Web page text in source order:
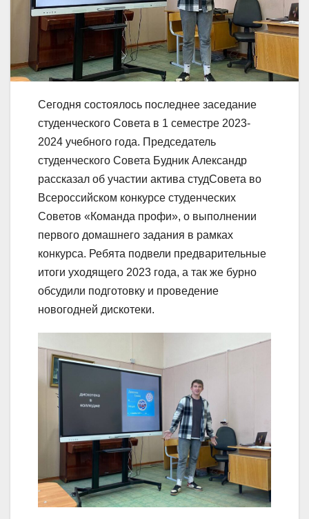
Сегодня состоялось последнее заседание
студенческого Совета в 1 семестре 2023-
2024 учебного года. Председатель
студенческого Совета Будник Александр
рассказал об участии актива студСовета во
Всероссийском конкурсе студенческих
Советов «Команда профи», о выполнении
первого домашнего задания в рамках
конкурса. Ребята подвели предварительные
итоги уходящего 2023 года, а так же бурно
обсудили подготовку и проведение
новогодней дискотеки.